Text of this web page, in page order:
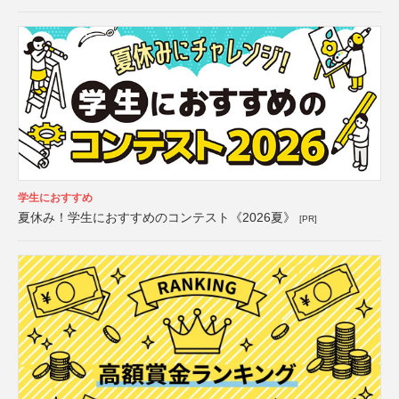
学生におすすめ
夏休み！学生におすすめのコンテスト《2026夏》 [PR]